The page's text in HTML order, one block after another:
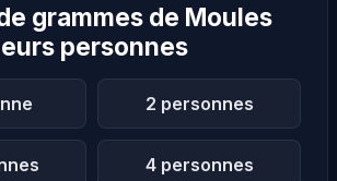
grammes de Moules
personnes
2 personnes
4 personnes